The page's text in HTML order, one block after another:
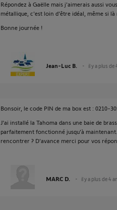
Répondez à Gaëlle mais j'aimerais aussi
métallique, c'est loin d'être idéal, même si
Bonne journée !
Jean-Luc B. il y a plus de
Bonsoir, le code PIN de ma box est : 0210-
J'ai installé la Tahoma dans une baie de
parfaitement fonctionné jusqu'à
rencontrer ? D'avance merci pour vos
MARC D. il y a plus de 4